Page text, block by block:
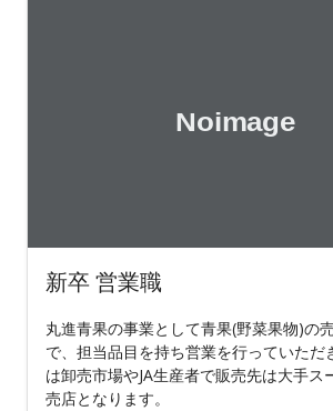
新卒 営業職
丸進青果の事業として青果(野菜果物)の
で、担当品目を持ち営業を行っていただ
は卸売市場やJA生産者で販売先は大手ス
売店となります。